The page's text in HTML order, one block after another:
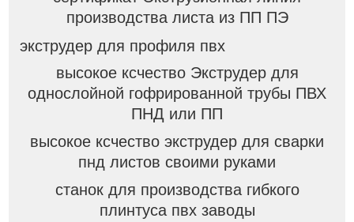
производства листа из ПП ПЭ
экструдер для профиля пвх
высокое ксчество Экструдер для
однослойной гофрированной трубы ПВХ
ПНД или ПП
высокое ксчество экструдер для сварки
пнд листов своими руками
станок для производства гибкого
плинтуса пвх заводы